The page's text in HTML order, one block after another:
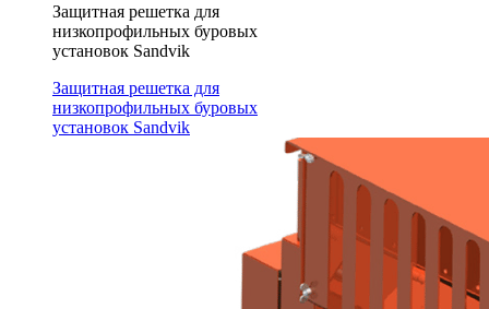
Защитная решетка для
низкопрофильных буровых
установок Sandvik
Защитная решетка для
низкопрофильных буровых
установок Sandvik